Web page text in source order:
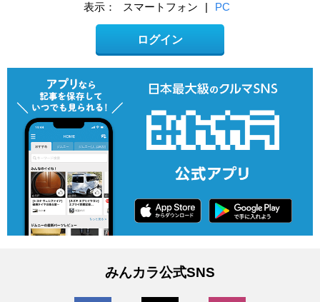
表示： スマートフォン | PC
ログイン
みんカラ公式SNS